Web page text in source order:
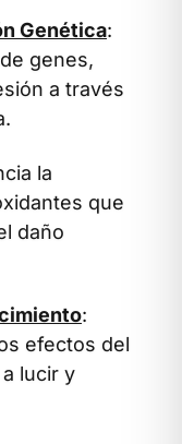
Genética:
genes,
a través
la
que
daño
:
efectos del
lucir y